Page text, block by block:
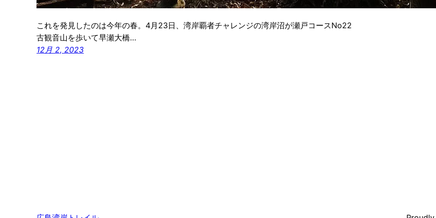
これを発見したのは今年の春。4月23日、湾岸覇者チャレンジの湾岸沼が瀬戸コースNo22
古観音山を歩いて早瀬大橋…
12月 2, 2023